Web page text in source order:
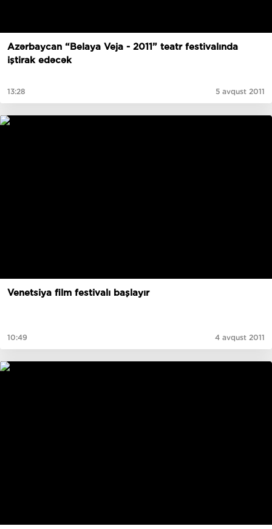
Azərbaycan “Belaya Veja - 2011” teatr festivalında
iştirak edəcək
13:28 5 avqust 2011
Venetsiya film festivalı başlayır
10:49 4 avqust 2011